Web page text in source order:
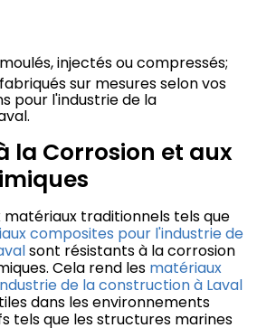
injectés ou compressés;
sur mesures selon vos
pour l'industrie de la
la Corrosion et aux
traditionnels tels que
composites pour l'industrie de
sont résistants à la corrosion
Cela rend les matériaux
de la construction à Laval
dans les environnements
tels que les structures marines